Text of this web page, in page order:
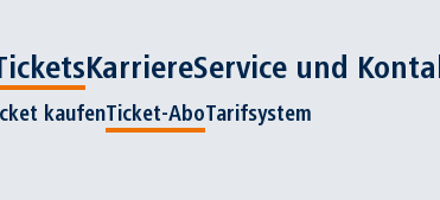
KarriereService und
kaufenTicket-AboTarifsystem